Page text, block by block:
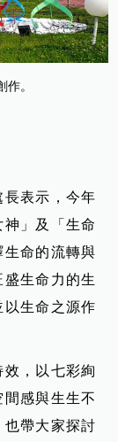
作。
表示，今年
」及「生命
命的流轉與
生命力的生
生命之源作
，以七彩絢
感與生生不
帶大家探討